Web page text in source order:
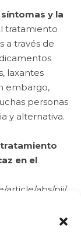
y la
tratamiento
a través de
laxantes
embargo,
personas
y alternativa.
tratamiento
en el
article/abs/pii/
que se